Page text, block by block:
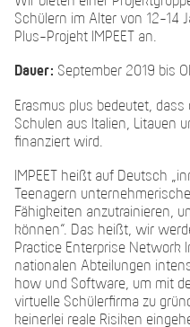
Schülern im Alter von 12-14
Plus-Projekt IMPEET an.
Dauer: September 2019 bis
Erasmus plus bedeutet,
Schulen aus Italien, Litauen
finanziert wird.
IMPEET heißt auf Deutsch
Teenagern
Fähigkeiten anzutrainieren,
können“. Das heißt, wir
Practice Enterprise Network
nationalen Abteilungen
how und Software, um mit
virtuelle Schülerfirma zu
keinerlei reale Risiken